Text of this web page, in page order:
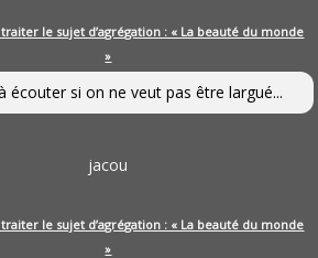
le sujet d’agrégation : « La beauté du monde
»
écouter si on ne veut pas être largué...
jacou
le sujet d’agrégation : « La beauté du monde
»